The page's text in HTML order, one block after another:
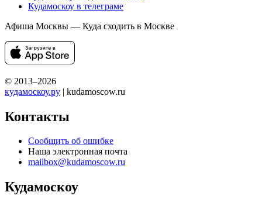
Кудамоскоу в телеграме
Афиша Москвы — Куда сходить в Москве
© 2013–2026
кудамоскоу.ру | kudamoscow.ru
Контакты
Сообщить об ошибке
Наша электронная почта
mailbox@kudamoscow.ru
Кудамоскоу